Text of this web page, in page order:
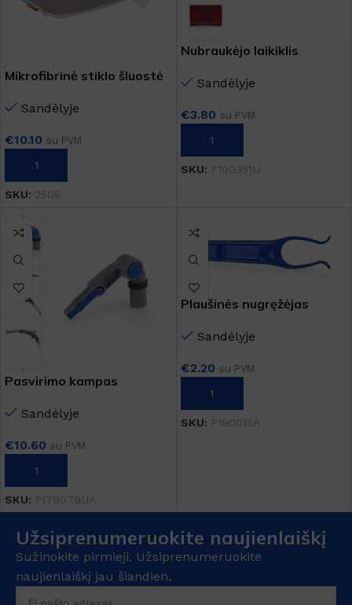
Mikrofibrinė stiklo šluostė
Sandėlyje
€10.10 su PVM
Į KREPŠELĮ
SKU: 2508
Nubraukėjo laikiklis
Sandėlyje
€3.80 su PVM
Į KREPŠELĮ
SKU: P190351U
Pasvirimo kampas
Sandėlyje
€10.60 su PVM
Į KREPŠELĮ
SKU: P179079UA
Plaušinės nugręžėjas
Sandėlyje
€2.20 su PVM
Į KREPŠELĮ
SKU: P190015A
Užsiprenumeruokite naujienlaiškį
Sužinokite pirmieji. Užsiprenumeruokite
naujienlaiškį jau šiandien.